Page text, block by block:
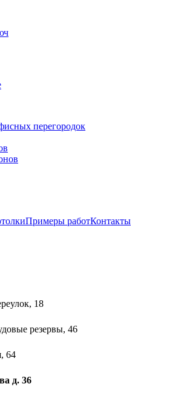
перегородок
Примеры работКонтакты
18
резервы, 46
64
д. 36